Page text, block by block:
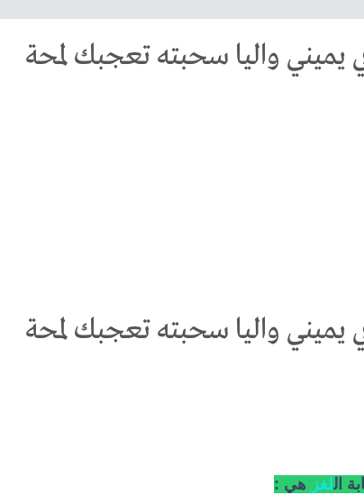
واليا سحبته تعجبك لمحة
واليا سحبته تعجبك لمحة
اللغز هي :